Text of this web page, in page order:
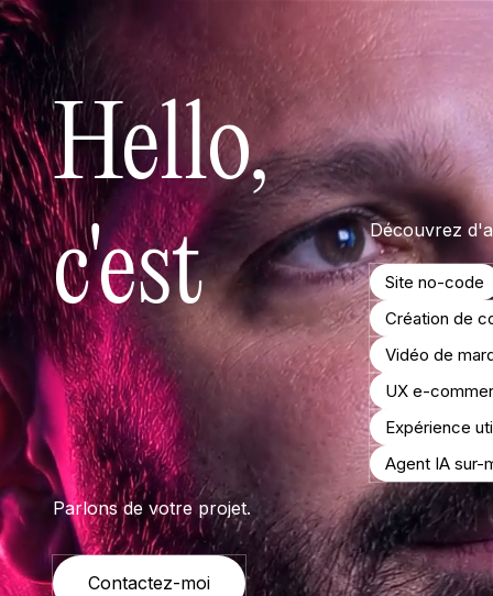
Hello,
c'est
Parlons de votre projet.
Contactez-moi
Découvrez
Site no-code
Création de
Vidéo de
UX e-
Expérience
Agent IA sur-